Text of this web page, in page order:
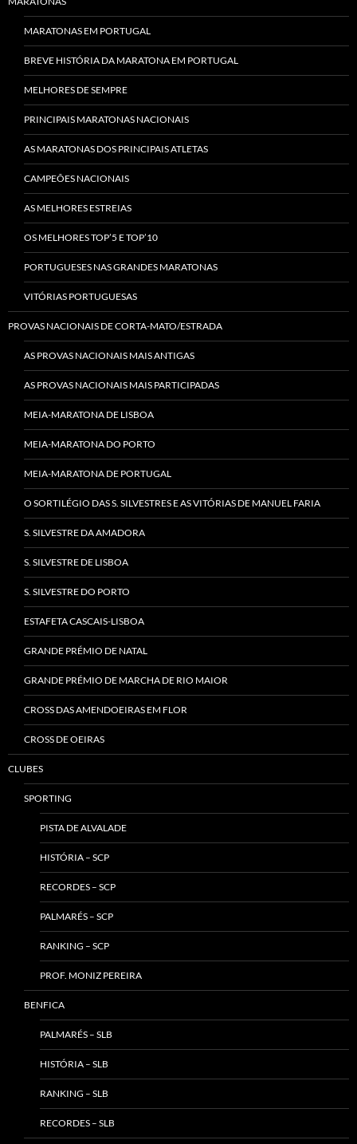
MARATONAS EM PORTUGAL
BREVE HISTÓRIA DA MARATONA EM PORTUGAL
MELHORES DE SEMPRE
PRINCIPAIS MARATONAS NACIONAIS
AS MARATONAS DOS PRINCIPAIS ATLETAS
CAMPEÕES NACIONAIS
AS MELHORES ESTREIAS
OS MELHORES TOP’5 E TOP’10
PORTUGUESES NAS GRANDES MARATONAS
VITÓRIAS PORTUGUESAS
PROVAS NACIONAIS DE CORTA-MATO/ESTRADA
AS PROVAS NACIONAIS MAIS ANTIGAS
AS PROVAS NACIONAIS MAIS PARTICIPADAS
MEIA-MARATONA DE LISBOA
MEIA-MARATONA DO PORTO
MEIA-MARATONA DE PORTUGAL
O SORTILÉGIO DAS S. SILVESTRES E AS VITÓRIAS DE MANUEL FARIA
S. SILVESTRE DA AMADORA
S. SILVESTRE DE LISBOA
S. SILVESTRE DO PORTO
ESTAFETA CASCAIS-LISBOA
GRANDE PRÉMIO DE NATAL
GRANDE PRÉMIO DE MARCHA DE RIO MAIOR
CROSS DAS AMENDOEIRAS EM FLOR
CROSS DE OEIRAS
CLUBES
SPORTING
PISTA DE ALVALADE
HISTÓRIA – SCP
RECORDES – SCP
PALMARÉS – SCP
RANKING – SCP
PROF. MONIZ PEREIRA
BENFICA
PALMARÉS – SLB
HISTÓRIA – SLB
RANKING – SLB
RECORDES – SLB